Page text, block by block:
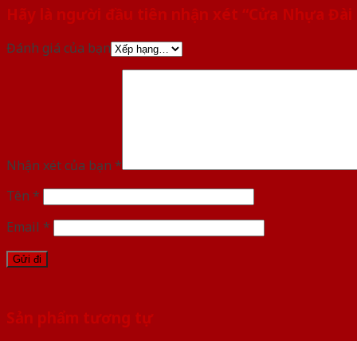
Hãy là người đầu tiên nhận xét “Cửa Nhựa Đài
Đánh giá của bạn
Nhận xét của bạn *
Tên *
Email *
Sản phẩm tương tự